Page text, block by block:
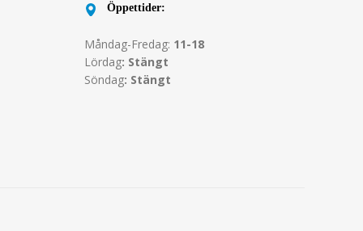
Öppettider:
Måndag-Fredag: 11-18
Lördag: Stängt
Söndag: Stängt